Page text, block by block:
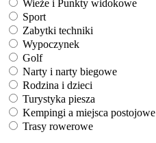
Wieże i Punkty widokowe
Sport
Zabytki techniki
Wypoczynek
Golf
Narty i narty biegowe
Rodzina i dzieci
Turystyka piesza
Kempingi a miejsca postojowe
Trasy rowerowe